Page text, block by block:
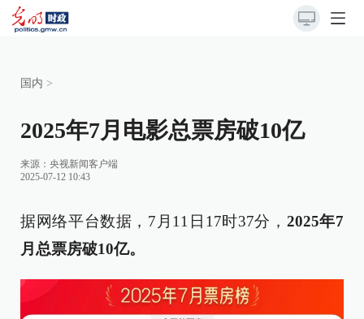
国内 >
2025年7月电影总票房破10亿
来源： 央视新闻客户端
2025-07-12 10:43
据网络平台数据，7月11日17时37分， 2025年7
月总票房破10亿。